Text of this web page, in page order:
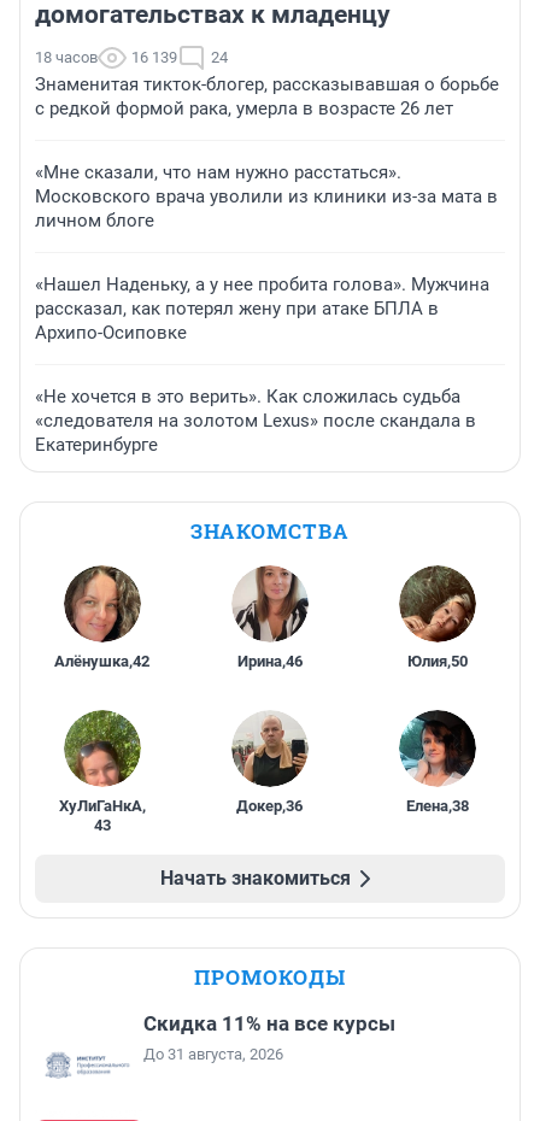
домогательствах к младенцу
18 часов 16 139 24
Знаменитая тикток-блогер, рассказывавшая о борьбе
с редкой формой рака, умерла в возрасте 26 лет
«Мне сказали, что нам нужно расстаться».
Московского врача уволили из клиники из-за мата в
личном блоге
«Нашел Наденьку, а у нее пробита голова». Мужчина
рассказал, как потерял жену при атаке БПЛА в
Архипо-Осиповке
«Не хочется в это верить». Как сложилась судьба
«следователя на золотом Lexus» после скандала в
Екатеринбурге
ЗНАКОМСТВА
Алёнушка,42 Ирина,46 Юлия,50
ХуЛиГаНкА,
43
Докер,36 Елена,38
Начать знакомиться
ПРОМОКОДЫ
Скидка 11% на все курсы
До 31 августа, 2026